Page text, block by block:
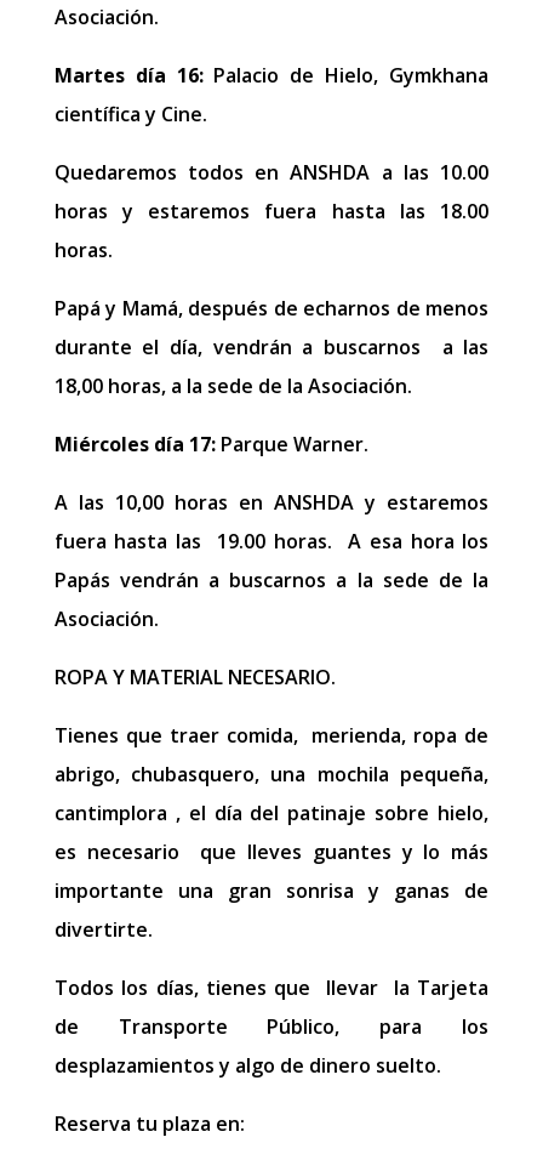
Asociación.
Martes día 16:Palacio de Hielo, Gymkhana
científica y Cine.
Quedaremos todos en ANSHDA a las 10.00
horas y estaremos fuera hasta las 18.00
horas.
Papá y Mamá, después de echarnos de menos
durante el día, vendrán a buscarnos a las
18,00 horas, a la sede de la Asociación.
Miércoles día 17:Parque Warner.
A las 10,00 horas en ANSHDA y estaremos
fuera hasta las 19.00 horas. A esa hora los
Papás vendrán a buscarnos a la sede de la
Asociación.
ROPA Y MATERIAL NECESARIO.
Tienes que traer comida, merienda, ropa de
abrigo, chubasquero, una mochila pequeña,
cantimplora , el día del patinaje sobre hielo,
es necesario que lleves guantes y lo más
importante una gran sonrisa y ganas de
divertirte.
Todos los días, tienes que llevar la Tarjeta
de Transporte Público, para los
desplazamientos y algo de dinero suelto.
Reserva tu plaza en: